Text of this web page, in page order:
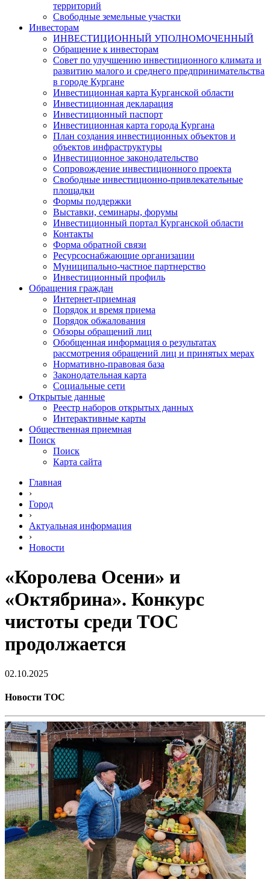
территорий
Свободные земельные участки
Инвесторам
ИНВЕСТИЦИОННЫЙ УПОЛНОМОЧЕННЫЙ
Обращение к инвесторам
Совет по улучшению инвестиционного климата и
развитию малого и среднего предпринимательства
в городе Кургане
Инвестиционная карта Курганской области
Инвестиционная декларация
Инвестиционный паспорт
Инвестиционная карта города Кургана
План создания инвестиционных объектов и
объектов инфраструктуры
Инвестиционное законодательство
Сопровождение инвестиционного проекта
Свободные инвестиционно-привлекательные
площадки
Формы поддержки
Выставки, семинары, форумы
Инвестиционный портал Курганской области
Контакты
Форма обратной связи
Ресурсоснабжающие организации
Муниципально-частное партнерство
Инвестиционный профиль
Обращения граждан
Интернет-приемная
Порядок и время приема
Порядок обжалования
Обзоры обращений лиц
Обобщенная информация о результатах
рассмотрения обращений лиц и принятых мерах
Нормативно-правовая база
Законодательная карта
Социальные сети
Открытые данные
Реестр наборов открытых данных
Интерактивные карты
Общественная приемная
Поиск
Поиск
Карта сайта
Главная
›
Город
›
Актуальная информация
›
Новости
«Королева Осени» и
«Октябрина». Конкурс
чистоты среди ТОС
продолжается
02.10.2025
Новости ТОС